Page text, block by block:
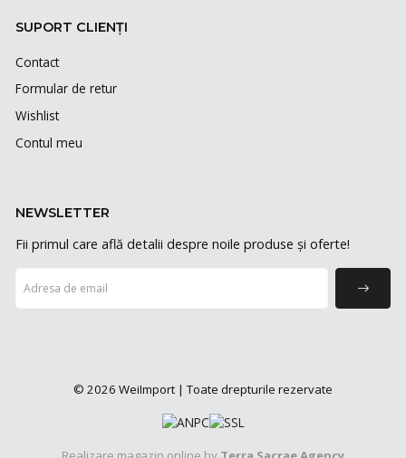
SUPORT CLIENȚI
Contact
Formular de retur
Wishlist
Contul meu
NEWSLETTER
Fii primul care află detalii despre noile produse și oferte!
© 2026 WeiImport | Toate drepturile rezervate